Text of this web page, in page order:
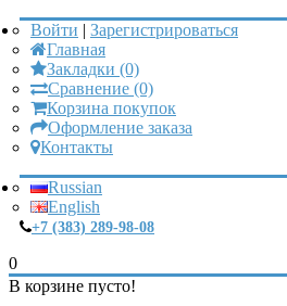
Войти | Зарегистрироваться
Главная
Закладки (0)
Сравнение (0)
Корзина покупок
Оформление заказа
Контакты
Russian
English
+7 (383) 289-98-08
0
В корзине пусто!